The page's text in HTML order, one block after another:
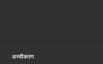
अस्‍वीकरण